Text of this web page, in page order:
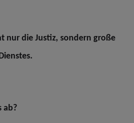
nur die Justiz, sondern große
ab?